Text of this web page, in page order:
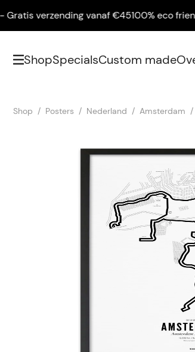
verzending vanaf €45100% eco friendly
ShopSpecialsCustom made
Shop Posters Nederland Amsterdam